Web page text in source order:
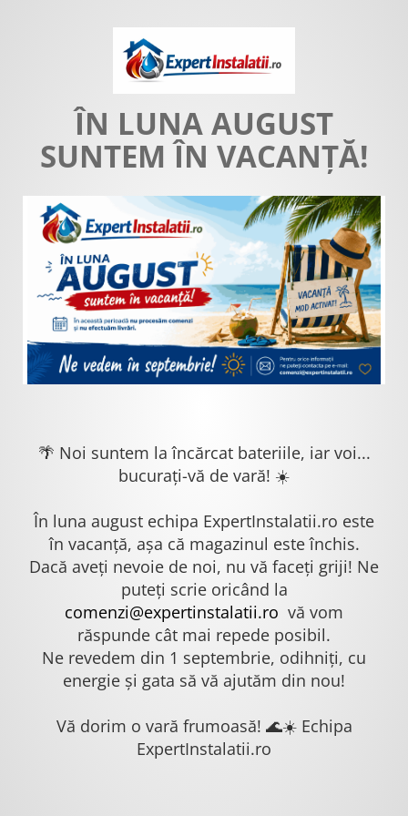
ÎN LUNA AUGUST
SUNTEM ÎN VACANȚĂ!
🌴 Noi suntem la încărcat bateriile, iar voi...
bucurați-vă de vară! ☀️
În luna august echipa ExpertInstalatii.ro este
în vacanță, așa că magazinul este închis.
Dacă aveți nevoie de noi, nu vă faceți griji! Ne
puteți scrie oricând la
comenzi@expertinstalatii.ro vă vom
răspunde cât mai repede posibil.
Ne revedem din 1 septembrie, odihniți, cu
energie și gata să vă ajutăm din nou!
Vă dorim o vară frumoasă! 🌊☀️ Echipa
ExpertInstalatii.ro